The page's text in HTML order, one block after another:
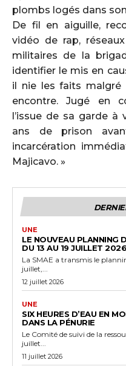
plombs logés dans
De fil en aiguille,
vidéo de rap,
militaires de la
identifier le mis en
il nie les faits malgré
encontre. Jugé en
l’issue de sa garde à
ans de prison
incarcération
Majicavo. »
UNE
LE NOUVEAU PLANNING
DU 13 AU 19 JUILLET 2026
La SMAE a transmis le
juillet,...
12 juillet 2026
UNE
SIX HEURES D’EAU EN
DANS LA PÉNURIE
Le Comité de suivi de la
juillet...
11 juillet 2026